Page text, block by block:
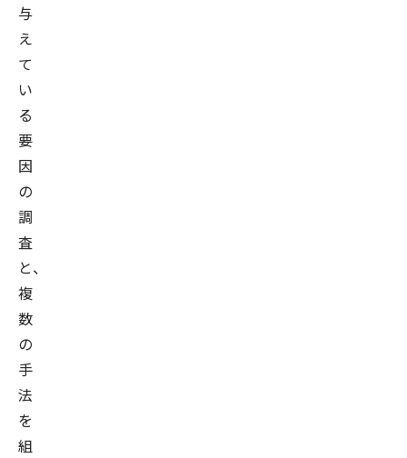
与
え
て
い
る
要
因
の
調
査
と、
複
数
の
手
法
を
組